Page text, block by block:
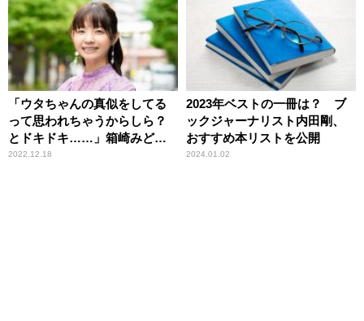
「ウタちゃんの真似をしてる
って思われちゃうからしら？
とドキドキ……」箱崎みどり
アナウンサー
2022.12.18
2023年ベストの一冊は？ ブ
ックジャーナリスト内田剛、
おすすめ本リストを公開
2024.01.02